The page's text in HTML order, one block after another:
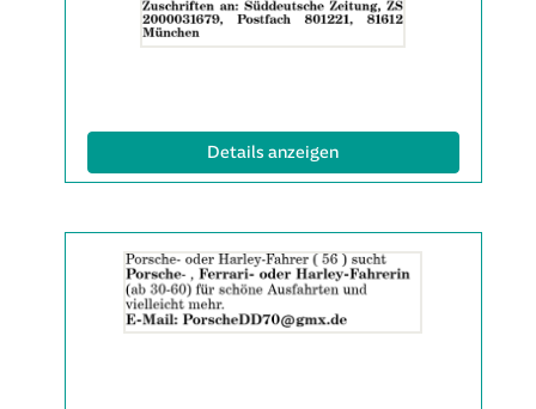
|
Info:
Details anzeigen(ID: 2063141)
der
Anzeige
2063311